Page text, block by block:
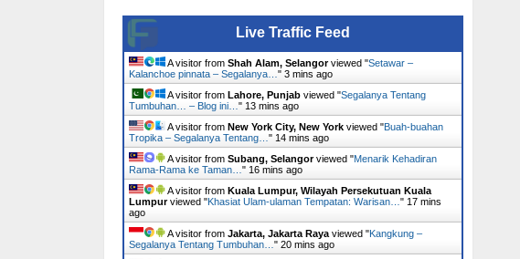
Live Traffic Feed
A visitor from Shah Alam, Selangorviewed "Setawar –
Kalanchoe pinnata – Segalanya… " 3 mins ago
A visitor from Lahore, Punjabviewed "Segalanya Tentang
Tumbuhan… – Blog ini… " 13 mins ago
A visitor from New York City, New Yorkviewed "Buah-buahan
Tropika – Segalanya Tentang… " 14 mins ago
A visitor from Subang, Selangorviewed "Menarik Kehadiran
Rama-Rama ke Taman… " 16 mins ago
A visitor from Kuala Lumpur, Wilayah Persekutuan Kuala
Lumpurviewed "Khasiat Ulam-ulaman Tempatan: Warisan… " 17 mins
ago
A visitor from Jakarta, Jakarta Rayaviewed "Kangkung –
Segalanya Tentang Tumbuhan… " 20 mins ago